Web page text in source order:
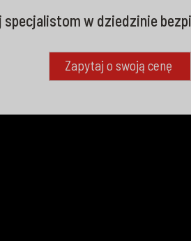
specjalistom w dziedzinie
Zapytaj o swoją cenę